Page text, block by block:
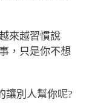
來越習慣說
，只是你不想
讓別人幫你呢?